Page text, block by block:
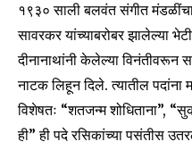
१९३० साली बलवंत संगीत मंडळींचा
सावरकर यांच्याबरोबर झालेल्या
दीनानाथांनी केलेल्या विनंतीवरून
नाटक लिहून दिले. त्यातील पदांना
विशेषतः “शतजन्म शोधिताना”,
ही” ही पदे रसिकांच्या पसंतीस